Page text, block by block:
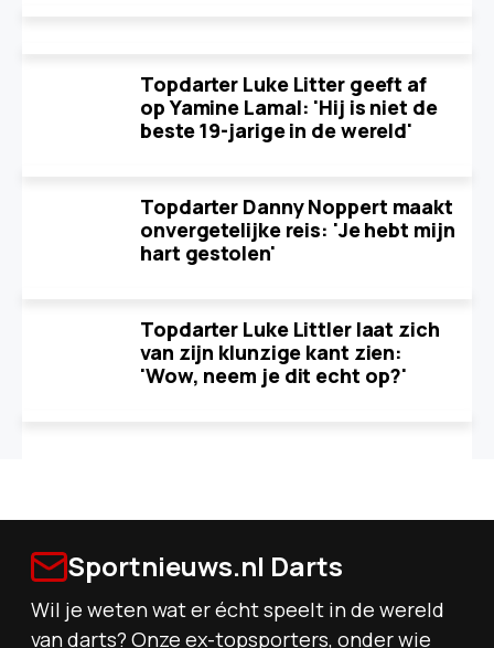
Topdarter Luke Litter geeft af
op Yamine Lamal: 'Hij is niet de
beste 19-jarige in de wereld'
Topdarter Danny Noppert maakt
onvergetelijke reis: 'Je hebt mijn
hart gestolen'
Topdarter Luke Littler laat zich
van zijn klunzige kant zien:
'Wow, neem je dit echt op?'